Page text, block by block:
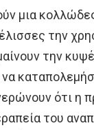
μια
την
την
ότι η
του